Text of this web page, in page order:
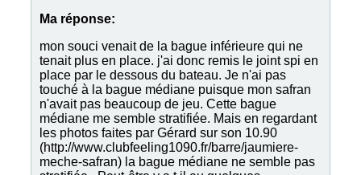
Ma réponse:
mon souci venait de la bague inférieure qui ne
tenait plus en place. j'ai donc remis le joint spi en
place par le dessous du bateau. Je n'ai pas
touché à la bague médiane puisque mon safran
n'avait pas beaucoup de jeu. Cette bague
médiane me semble stratifiée. Mais en regardant
les photos faites par Gérard sur son 10.90
(http://www.clubfeeling1090.fr/barre/jaumiere-
meche-safran) la bague médiane ne semble pas